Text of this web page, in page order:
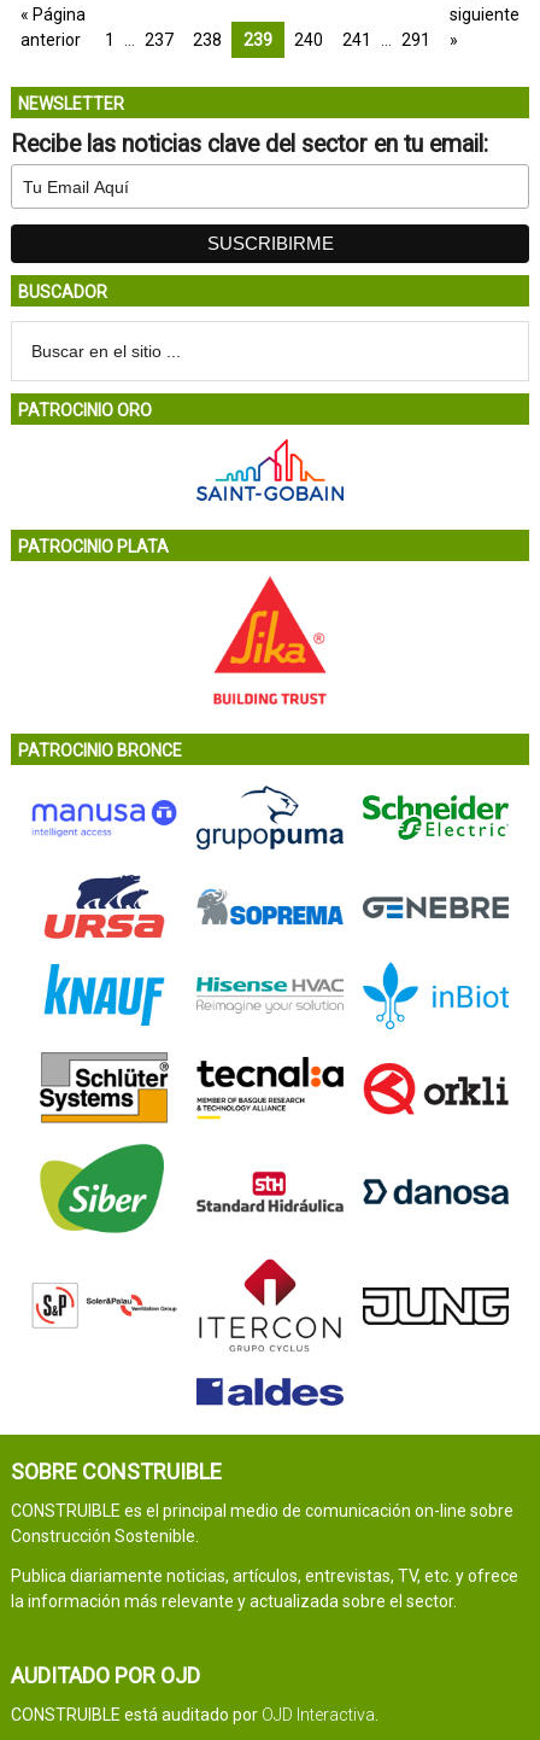
« Página
anterior
1 237 238 239 240 241 291
siguiente
»
NEWSLETTER
Recibe las noticias clave del sector en tu email:
BUSCADOR
PATROCINIO ORO
PATROCINIO PLATA
PATROCINIO BRONCE
SOBRE CONSTRUIBLE
CONSTRUIBLE es el principal medio de comunicación on-line sobre
Construcción Sostenible.
Publica diariamente noticias, artículos, entrevistas, TV, etc. y ofrece
la información más relevante y actualizada sobre el sector.
AUDITADO POR OJD
CONSTRUIBLE está auditado por OJD Interactiva